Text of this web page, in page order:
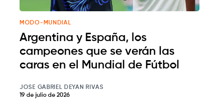
MODO-MUNDIAL
Argentina y España, los
campeones que se verán las
caras en el Mundial de Fútbol
JOSE GABRIEL DEYAN RIVAS
19 de julio de 2026